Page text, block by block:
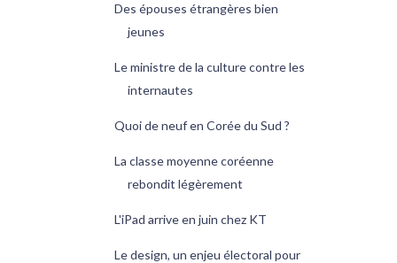
Des épouses étrangères bien
jeunes
Le ministre de la culture contre les
internautes
Quoi de neuf en Corée du Sud ?
La classe moyenne coréenne
rebondit légèrement
L'iPad arrive en juin chez KT
Le design, un enjeu électoral pour